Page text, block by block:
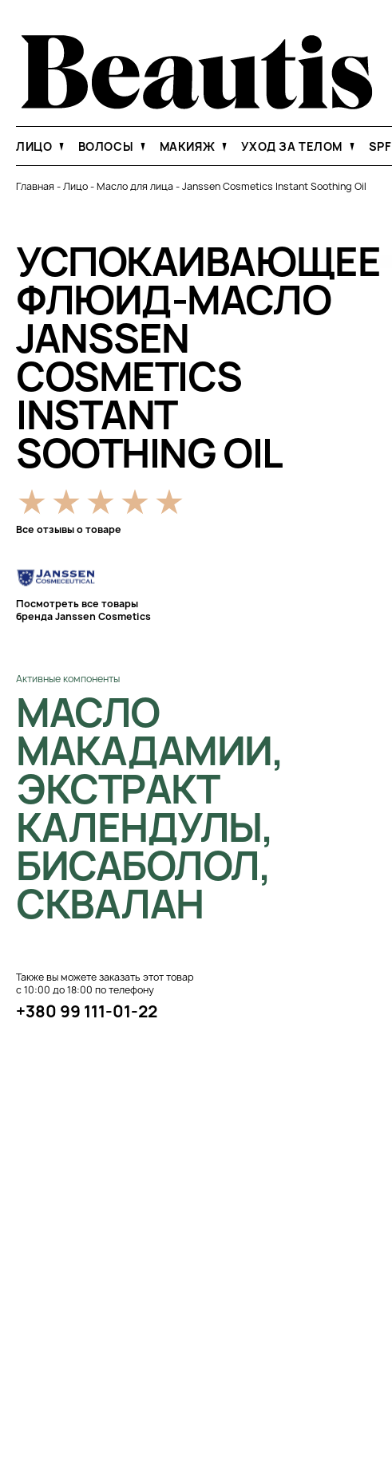
ЛИЦО ВОЛОСЫ МАКИЯЖ УХОД ЗА ТЕЛОМ SPF
Главная -Лицо-Масло для лица-Janssen Cosmetics Instant Soothing Oil
УСПОКАИВАЮЩЕЕ
ФЛЮИД-МАСЛО
JANSSEN
COSMETICS
INSTANT
SOOTHING OIL
Все отзывы о товаре
Посмотреть все товары
бренда Janssen Cosmetics
Активные компоненты
МАСЛО
МАКАДАМИИ,
ЭКСТРАКТ
КАЛЕНДУЛЫ,
БИСАБОЛОЛ,
СКВАЛАН
Также вы можете заказать этот товар
с 10:00 до 18:00 по телефону
+380 99 111-01-22